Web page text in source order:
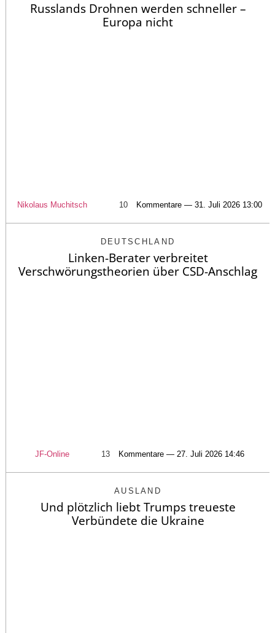
Russlands Drohnen werden schneller –
Europa nicht
Nikolaus Muchitsch 10 Kommentare — 31. Juli 2026 13:00
DEUTSCHLAND
Linken-Berater verbreitet
Verschwörungstheorien über CSD-Anschlag
JF-Online 13 Kommentare — 27. Juli 2026 14:46
AUSLAND
Und plötzlich liebt Trumps treueste
Verbündete die Ukraine